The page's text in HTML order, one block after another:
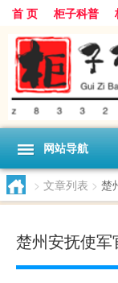
首 页 柜子科普
网站导航
> 文章列表 > 楚
楚州安抚使